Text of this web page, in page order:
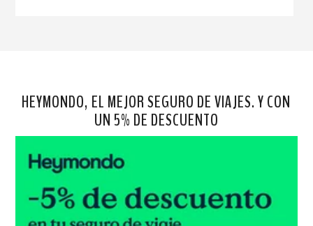
HEYMONDO, EL MEJOR SEGURO DE VIAJES. Y CON
UN 5% DE DESCUENTO